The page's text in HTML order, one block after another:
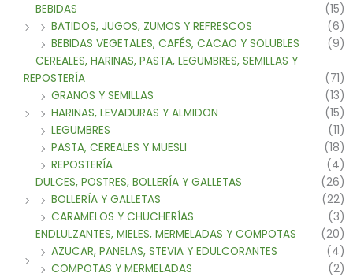
BEBIDAS
(15)
BATIDOS, JUGOS, ZUMOS Y REFRESCOS
(6)
BEBIDAS VEGETALES, CAFÉS, CACAO Y SOLUBLES
(9)
CEREALES, HARINAS, PASTA, LEGUMBRES, SEMILLAS Y
REPOSTERÍA
(71)
GRANOS Y SEMILLAS
(13)
HARINAS, LEVADURAS Y ALMIDON
(15)
LEGUMBRES
(11)
PASTA, CEREALES Y MUESLI
(18)
REPOSTERÍA
(4)
DULCES, POSTRES, BOLLERÍA Y GALLETAS
(26)
BOLLERÍA Y GALLETAS
(22)
CARAMELOS Y CHUCHERÍAS
(3)
ENDLULZANTES, MIELES, MERMELADAS Y COMPOTAS
(20)
AZUCAR, PANELAS, STEVIA Y EDULCORANTES
(4)
COMPOTAS Y MERMELADAS
(2)